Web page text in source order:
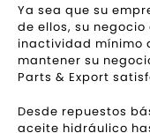
Ya sea que su
de ellos, su
inactividad mínimo
mantener su
Parts & Export
Desde repuestos
aceite hidráulico